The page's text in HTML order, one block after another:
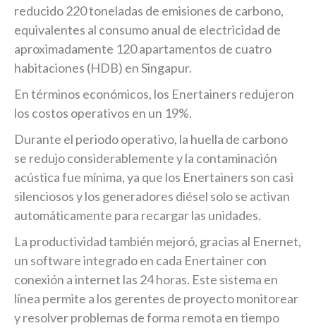
reducido 220 toneladas de emisiones de carbono,
equivalentes al consumo anual de electricidad de
aproximadamente 120 apartamentos de cuatro
habitaciones (HDB) en Singapur.
En términos económicos, los Enertainers redujeron
los costos operativos en un 19%.
Durante el periodo operativo, la huella de carbono
se redujo considerablemente y la contaminación
acústica fue mínima, ya que los Enertainers son casi
silenciosos y los generadores diésel solo se activan
automáticamente para recargar las unidades.
La productividad también mejoró, gracias al Enernet,
un software integrado en cada Enertainer con
conexión a internet las 24 horas. Este sistema en
línea permite a los gerentes de proyecto monitorear
y resolver problemas de forma remota en tiempo